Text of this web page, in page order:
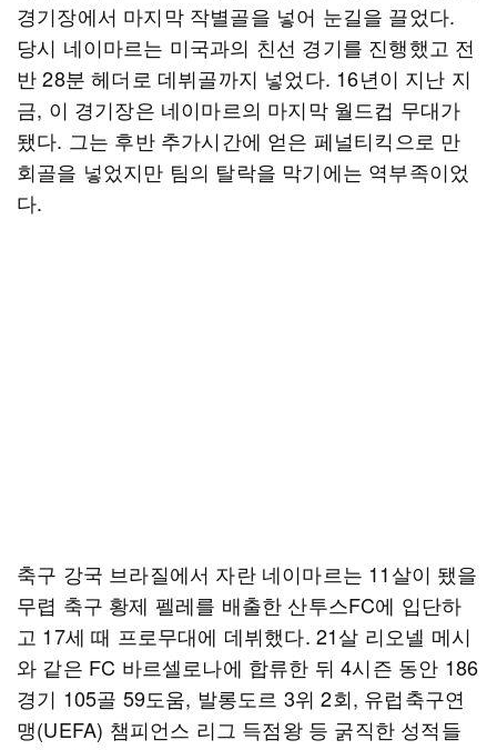
경기장에서 마지막 작별골을 넣어 눈길을 끌었다.
당시 네이마르는 미국과의 친선 경기를 진행했고 전
반 28분 헤더로 데뷔골까지 넣었다. 16년이 지난 지
금, 이 경기장은 네이마르의 마지막 월드컵 무대가
됐다. 그는 후반 추가시간에 얻은 페널티킥으로 만
회골을 넣었지만 팀의 탈락을 막기에는 역부족이었
다.
축구 강국 브라질에서 자란 네이마르는 11살이 됐을
무렵 축구 황제 펠레를 배출한 산투스FC에 입단하
고 17세 때 프로무대에 데뷔했다. 21살 리오넬 메시
와 같은 FC 바르셀로나에 합류한 뒤 4시즌 동안 186
경기 105골 59도움, 발롱도르 3위 2회, 유럽축구연
맹(UEFA) 챔피언스 리그 득점왕 등 굵직한 성적들